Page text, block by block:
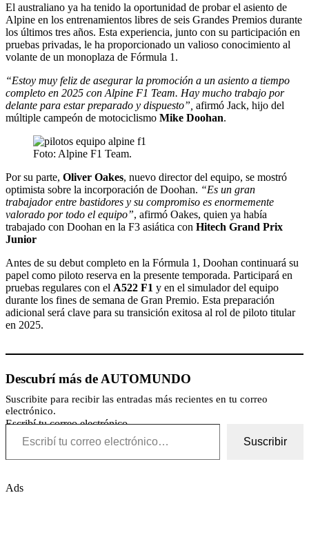
El australiano ya ha tenido la oportunidad de probar el asiento de
Alpine en los entrenamientos libres de seis Grandes Premios durante
los últimos tres años. Esta experiencia, junto con su participación en
pruebas privadas, le ha proporcionado un valioso conocimiento al
volante de un monoplaza de Fórmula 1.
“Estoy muy feliz de asegurar la promoción a un asiento a tiempo
completo en 2025 con Alpine F1 Team. Hay mucho trabajo por
delante para estar preparado y dispuesto”, afirmó Jack, hijo del
múltiple campeón de motociclismo Mike Doohan.
Foto: Alpine F1 Team.
Por su parte, Oliver Oakes, nuevo director del equipo, se mostró
optimista sobre la incorporación de Doohan. “Es un gran
trabajador entre bastidores y su compromiso es enormemente
valorado por todo el equipo”, afirmó Oakes, quien ya había
trabajado con Doohan en la F3 asiática con Hitech Grand Prix
Junior
Antes de su debut completo en la Fórmula 1, Doohan continuará su
papel como piloto reserva en la presente temporada. Participará en
pruebas regulares con el A522 F1 y en el simulador del equipo
durante los fines de semana de Gran Premio. Esta preparación
adicional será clave para su transición exitosa al rol de piloto titular
en 2025.
Descubrí más de AUTOMUNDO
Suscribite para recibir las entradas más recientes en tu correo
electrónico.
Escribí tu correo electrónico…
Suscribir
Ads